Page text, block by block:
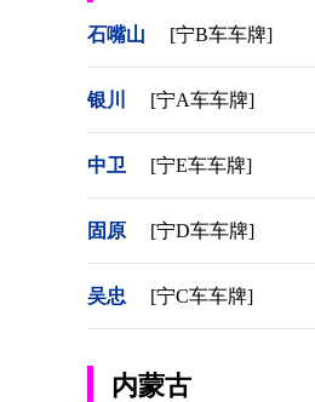
石嘴山 [宁B车车牌]
银川 [宁A车车牌]
中卫 [宁E车车牌]
固原 [宁D车车牌]
吴忠 [宁C车车牌]
内蒙古